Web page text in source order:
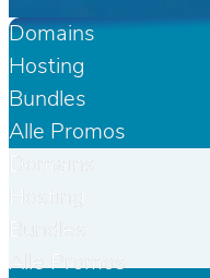
Domains
Hosting
Bundles
Alle Promos
Domains
Hosting
Bundles
Alle Promos